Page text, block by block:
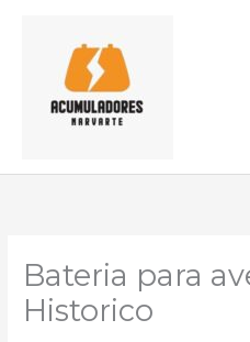
contenido
Bateria para
Historico